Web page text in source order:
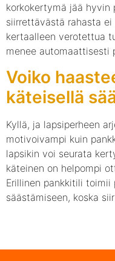
korkokertymä jää hyvin
siirrettävästä rahasta
kertaalleen verotettua
menee automaattisesti
Voiko
käteisellä
Kyllä, ja lapsiperheen
motivoivampi kuin
lapsikin voi seurata
käteinen on helpompi
Erillinen pankkitili toimii
säästämiseen, koska